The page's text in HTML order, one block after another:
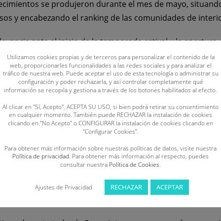
se produjeron durante el mes de mayo,
y encabezando el ranking de las comunidades de
ante el inicio de la temporada estival y la
este verano con32 zonas de baño naturales
en gran parte del litoral español y en numerosas
obligatoria y permanente de un servicio
en herramientas esenciales para evitar accidentes. A
de un servicio tan esencial, especialmente en
de Castilla y León (FECLESS) recuerda que
los
pasan desapercibidos para la población: cambios
del agua o dificultades de acceso para los servicios
Utilizamos cookies propias y de terceros para personalizar el contenido de la
web, proporcionarles funcionalidades a las redes sociales y para analizar el
tráfico de nuestra web. Puede aceptar el uso de esta tecnología o administrar su
configuración y poder rechazarla, y así controlar completamente qué
información se recopila y gestiona a través de los botones habilitados al efecto.
Al clicar en "Sí, Acepto", ACEPTA SU USO, si bien podrá retirar su consentimiento
en cualquier momento. También puede RECHAZAR la instalación de cookies
clicando en “No Acepto" o CONFIGURAR la instalación de cookies clicando en
“Configurar Cookies”.
Para obtener más información sobre nuestras políticas de datos, visite nuestra
Política de privacidad. Para obtener más información al respecto, puedes
consultar nuestra Política de Cookies.
Ajustes de Privacidad RECHAZAR ACEPTAR